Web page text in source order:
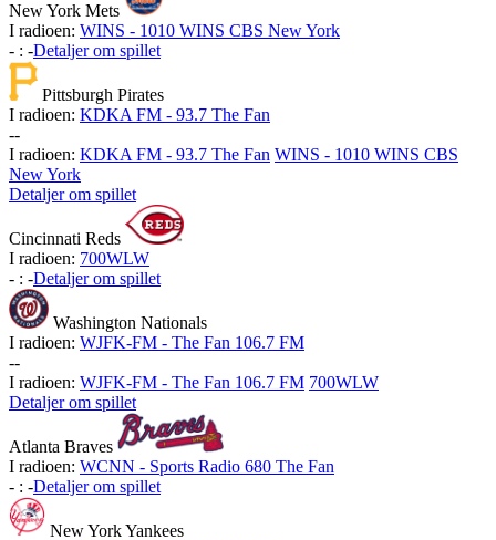
New York Mets
I radioen: WINS - 1010 WINS CBS New York
- : -Detaljer om spillet
Pittsburgh Pirates
I radioen: KDKA FM - 93.7 The Fan
--
I radioen: KDKA FM - 93.7 The Fan WINS - 1010 WINS CBS
New York
Detaljer om spillet
Cincinnati Reds
I radioen: 700WLW
- : -Detaljer om spillet
Washington Nationals
I radioen: WJFK-FM - The Fan 106.7 FM
--
I radioen: WJFK-FM - The Fan 106.7 FM 700WLW
Detaljer om spillet
Atlanta Braves
I radioen: WCNN - Sports Radio 680 The Fan
- : -Detaljer om spillet
New York Yankees